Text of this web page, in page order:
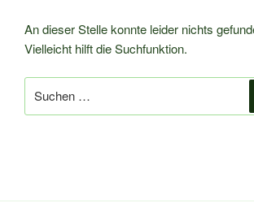
An dieser Stelle konnte leider nichts
Vielleicht hilft die Suchfunktion.
nach: